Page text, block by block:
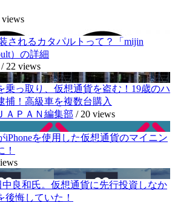
views
されるカタパルトって？「mijin
）の詳細
/ 22 views
乗っ取り、仮想通貨を盗む！19歳のハ
捕！高級車を複数台購入
ＡＰＡＮ編集部 / 20 views
iPhoneを使用した仮想通貨のマイニン
！
中良和氏。仮想通貨に先行投資しなか
後悔していた！